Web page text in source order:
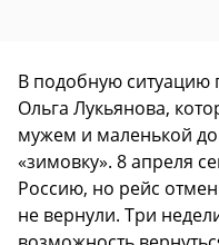
В подобную ситуацию
Ольга Лукьянова,
мужем и маленькой
«зимовку». 8 апреля
Россию, но рейс
не вернули. Три